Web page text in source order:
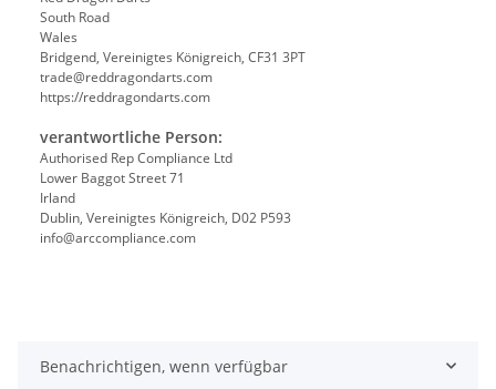
South Road
Wales
Bridgend, Vereinigtes Königreich, CF31 3PT
trade@reddragondarts.com
https://reddragondarts.com
verantwortliche Person:
Authorised Rep Compliance Ltd
Lower Baggot Street 71
Irland
Dublin, Vereinigtes Königreich, D02 P593
info@arccompliance.com
Benachrichtigen, wenn verfügbar